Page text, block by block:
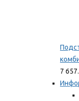
7